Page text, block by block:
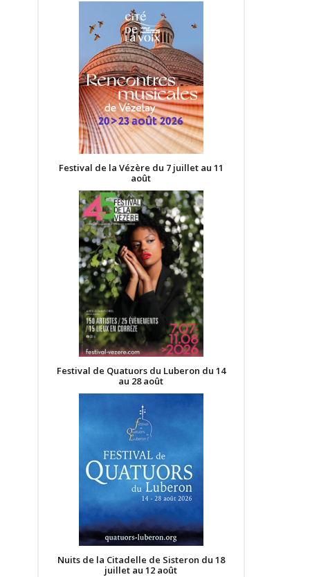
Festival de la Vézère du 7 juillet au 11
août
Festival de Quatuors du Luberon du 14
au 28 août
Nuits de la Citadelle de Sisteron du 18
juillet au 12 août